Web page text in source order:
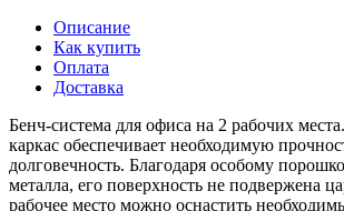
Описание
Как купить
Оплата
Доставка
Бенч-система для офиса на 2 рабочих
каркас обеспечивает необходимую
долговечность. Благодаря особому
металла, его поверхность не подвержена
рабочее место можно оснастить